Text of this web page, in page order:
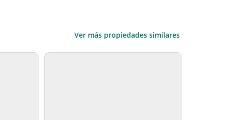
Ver más propiedades similares